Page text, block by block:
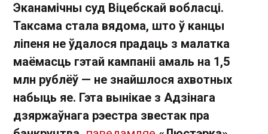
Эканамічны суд Віцебскай вобласці.
Таксама стала вядома, што ў канцы
ліпеня не ўдалося прадаць з малатка
маёмасць гэтай кампаніі амаль на 1,5
млн рублёў — не знайшлося ахвотных
набыць яе. Гэта вынікае з Адзінага
дзяржаўнага рэестра звестак пра